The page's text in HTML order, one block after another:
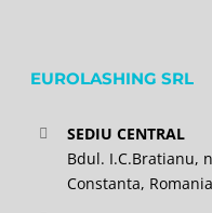
EUROLASHING SRL
SEDIU CENTRAL
Bdul. I.C.Bratianu,
Constanta, Romania